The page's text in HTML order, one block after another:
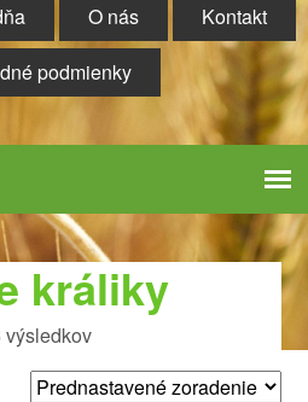
O nás
Kontakt
podmienky
králiky
výsledkov